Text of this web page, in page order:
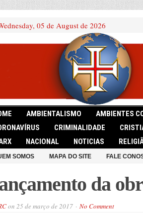
05 de August de 2026
AMBIENTALISMO AMBIENTES
CRIMINALIDADE
NACIONAL NOTICIAS
SOMOS MAPA DO SITE FALE
da
on 25 de março de 2017 No Comment